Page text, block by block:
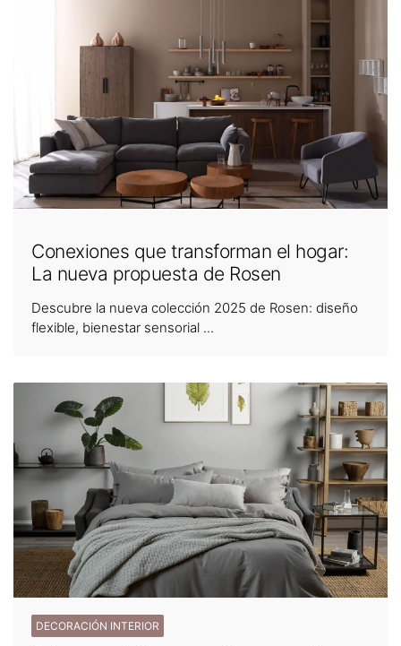
Conexiones que transforman el hogar:
La nueva propuesta de Rosen
Descubre la nueva colección 2025 de Rosen: diseño
flexible, bienestar sensorial ...
DECORACIÓN INTERIOR